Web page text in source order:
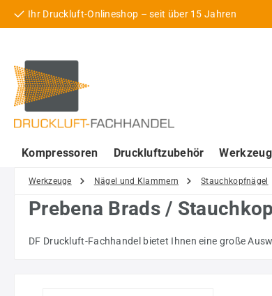
Hauptinhalt springen
Zur Suche springen
Zur Hauptnavigation springen
Ihr Druckluft-Onlineshop – seit über 15 Jahren
Kompressoren Druckluftzubehör
Werkzeuge Nägel und Klammern Stauchkopfnägel
Prebena Brads /
DF Druckluft-Fachhandel bietet Ihnen eine große